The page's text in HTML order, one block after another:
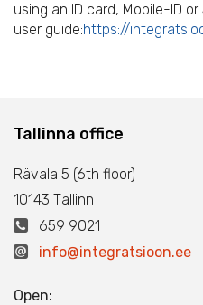
using an ID card, Mobile-ID
user guide:https://
Tallinna office
Rävala 5 (6th floor)
10143 Тallinn
659 9021
info@integratsioon.ee
Open: